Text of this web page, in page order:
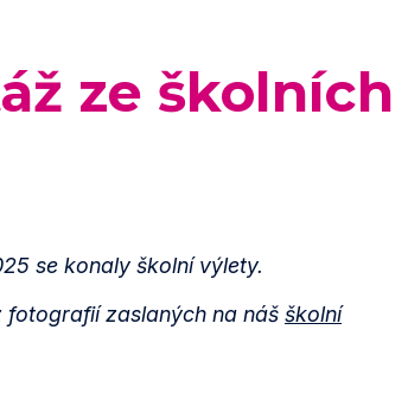
ze školních
se konaly školní výlety.
fotografií zaslaných na náš školní